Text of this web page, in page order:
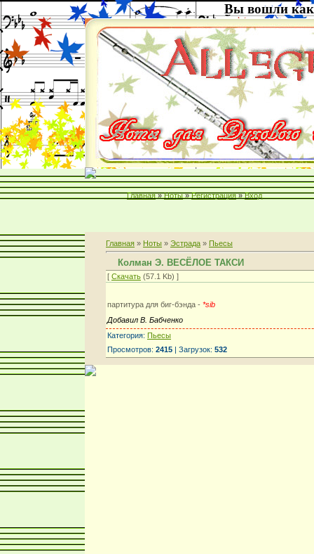
Вы вошли как
Главная » Ноты » Регистрация » Вход
Главная » Ноты » Эстрада » Пьесы
Колман Э. ВЕСЁЛОЕ ТАКСИ
[ Скачать (57.1 Kb) ]
партитура для биг-бэнда - *sib
Добавил В. Бабченко
Категория: Пьесы
Просмотров: 2415 | Загрузок: 532